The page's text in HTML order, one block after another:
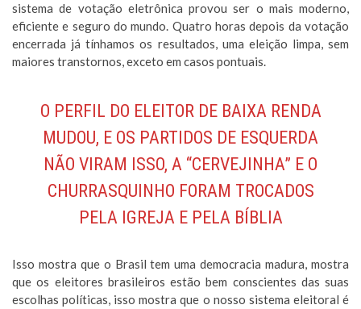
sistema de votação eletrônica provou ser o mais moderno,
eficiente e seguro do mundo. Quatro horas depois da votação
encerrada já tínhamos os resultados, uma eleição limpa, sem
maiores transtornos, exceto em casos pontuais.
O PERFIL DO ELEITOR DE BAIXA RENDA
MUDOU, E OS PARTIDOS DE ESQUERDA
NÃO VIRAM ISSO, A “CERVEJINHA” E O
CHURRASQUINHO FORAM TROCADOS
PELA IGREJA E PELA BÍBLIA
Isso mostra que o Brasil tem uma democracia madura, mostra
que os eleitores brasileiros estão bem conscientes das suas
escolhas políticas, isso mostra que o nosso sistema eleitoral é